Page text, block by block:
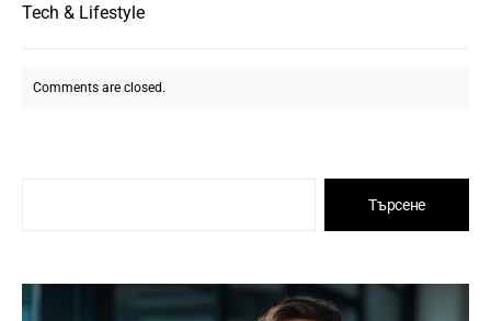
Tech & Lifestyle
Comments are closed.
Търсене